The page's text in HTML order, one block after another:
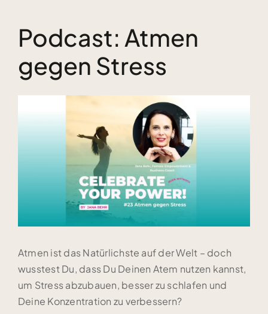
Kundenstimmen
Bücher
Free Inspiration
Podcast: Atmen
gegen Stress
Atmen ist das Natürlichste auf der Welt – doch
wusstest Du, dass Du Deinen Atem nutzen kannst,
um Stress abzubauen, besser zu schlafen und
Deine Konzentration zu verbessern?